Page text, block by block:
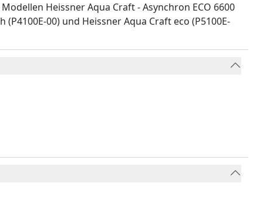
Heissner Aqua Craft - Asynchron ECO 6600
(P4100E-00) und Heissner Aqua Craft eco (P5100E-